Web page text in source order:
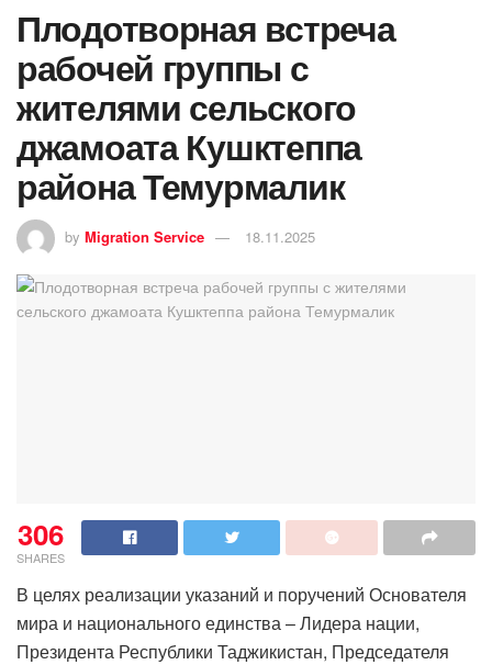
Плодотворная встреча
рабочей группы с
жителями сельского
джамоата Кушктеппа
района Темурмалик
by Migration Service 18.11.2025
306
SHARES
В целях реализации указаний и поручений Основателя
мира и национального единства – Лидера нации,
Президента Республики Таджикистан, Председателя